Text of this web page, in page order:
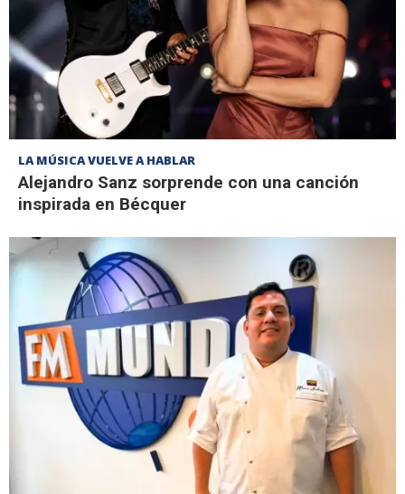
LA MÚSICA VUELVE A HABLAR
Alejandro Sanz sorprende con una canción
inspirada en Bécquer